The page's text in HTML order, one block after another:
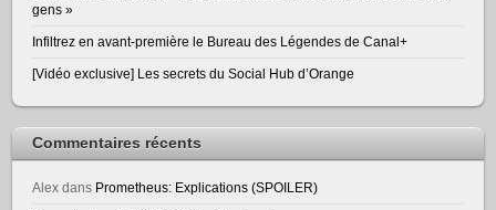
gens »
Infiltrez en avant-première le Bureau des Légendes de Canal+
[Vidéo exclusive] Les secrets du Social Hub d’Orange
Commentaires récents
Alex dans Prometheus: Explications (SPOILER)